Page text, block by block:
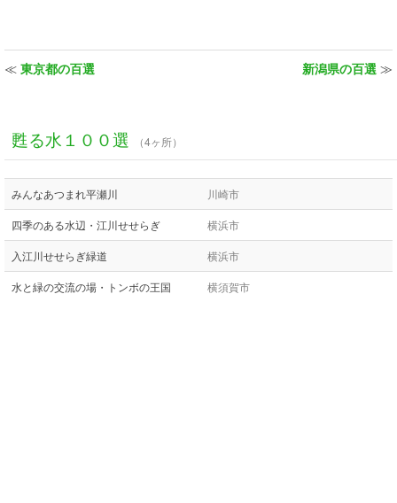
≪ 東京都の百選 新潟県の百選 ≫
甦る水１００選 （4ヶ所）
みんなあつまれ平瀬川 川崎市
四季のある水辺・江川せせらぎ 横浜市
入江川せせらぎ緑道 横浜市
水と緑の交流の場・トンボの王国 横須賀市